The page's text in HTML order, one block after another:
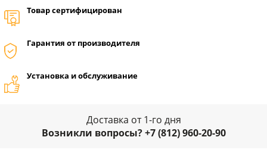
Товар сертифицирован
Гарантия от производителя
Установка и обслуживание
Доставка от 1-го дня
Возникли вопросы? +7 (812) 960-20-90